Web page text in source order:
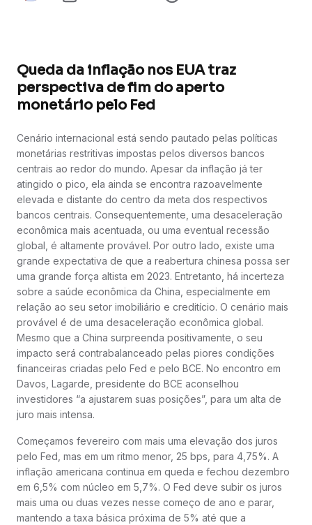
Queda da inflação nos EUA traz
perspectiva de fim do aperto
monetário pelo Fed
Cenário internacional está sendo pautado pelas políticas
monetárias restritivas impostas pelos diversos bancos
centrais ao redor do mundo. Apesar da inflação já ter
atingido o pico, ela ainda se encontra razoavelmente
elevada e distante do centro da meta dos respectivos
bancos centrais. Consequentemente, uma desaceleração
econômica mais acentuada, ou uma eventual recessão
global, é altamente provável. Por outro lado, existe uma
grande expectativa de que a reabertura chinesa possa ser
uma grande força altista em 2023. Entretanto, há incerteza
sobre a saúde econômica da China, especialmente em
relação ao seu setor imobiliário e creditício. O cenário mais
provável é de uma desaceleração econômica global.
Mesmo que a China surpreenda positivamente, o seu
impacto será contrabalanceado pelas piores condições
financeiras criadas pelo Fed e pelo BCE. No encontro em
Davos, Lagarde, presidente do BCE aconselhou
investidores “a ajustarem suas posições”, para um alta de
juro mais intensa.
Começamos fevereiro com mais uma elevação dos juros
pelo Fed, mas em um ritmo menor, 25 bps, para 4,75%. A
inflação americana continua em queda e fechou dezembro
em 6,5% com núcleo em 5,7%. O Fed deve subir os juros
mais uma ou duas vezes nesse começo de ano e parar,
mantendo a taxa básica próxima de 5% até que a